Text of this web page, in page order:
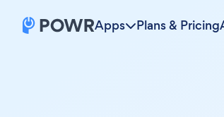
Apps Plans & Pricing